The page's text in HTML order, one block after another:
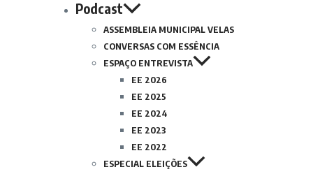
Podcast
ASSEMBLEIA MUNICIPAL VELAS
CONVERSAS COM ESSÊNCIA
ESPAÇO ENTREVISTA
EE 2026
EE 2025
EE 2024
EE 2023
EE 2022
ESPECIAL ELEIÇÕES